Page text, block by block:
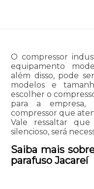
O compressor
equipamento
além disso, pode
modelos e
escolher o
para a empresa,
compressor que
Vale ressaltar
silencioso, será
Saiba mais
parafuso Jacareí